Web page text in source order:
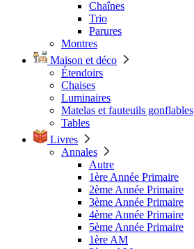
Chaînes
Trio
Parures
Montres
Maison et déco
Étendoirs
Chaises
Luminaires
Matelas et fauteuils gonflables
Tables
Livres
Annales
Autre
1ère Année Primaire
2ème Année Primaire
3ème Année Primaire
4ème Année Primaire
5ème Année Primaire
1ère AM